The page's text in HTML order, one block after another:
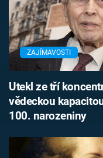
Sledujte nás
ZAJÍMAVOSTI
Utekl ze tří
vědeckou
100. narozeniny